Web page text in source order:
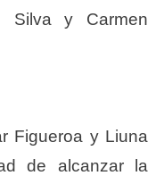
Silva y Carmen
Figueroa y Liuna
de alcanzar la